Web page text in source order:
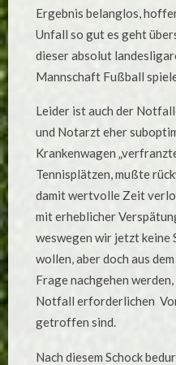
Ergebnis belanglos,
Unfall so gut es geht
dieser absolut
Mannschaft Fußball
Leider ist auch der
und Notarzt eher
Krankenwagen
Tennisplätzen, mußte
damit wertvolle Zeit
mit erheblicher
weswegen wir jetzt keine
wollen, aber doch aus
Frage nachgehen
Notfall erforderlichen
getroffen sind.
Nach diesem Schock